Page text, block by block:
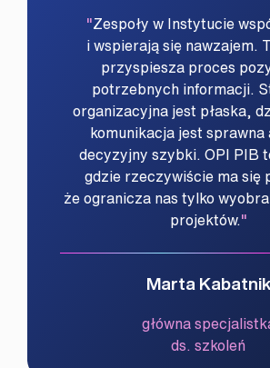
Zespoły w Instytucie
i wspierają się nawzajem.
przyspiesza proces
potrzebnych informacji.
organizacyjna jest płaska,
komunikacja jest sprawna
decyzyjny szybki. OPI PIB
gdzie rzeczywiście ma się
że ogranicza nas tylko
projektów.
Marta Kabatnik
główna
ds. szkoleń